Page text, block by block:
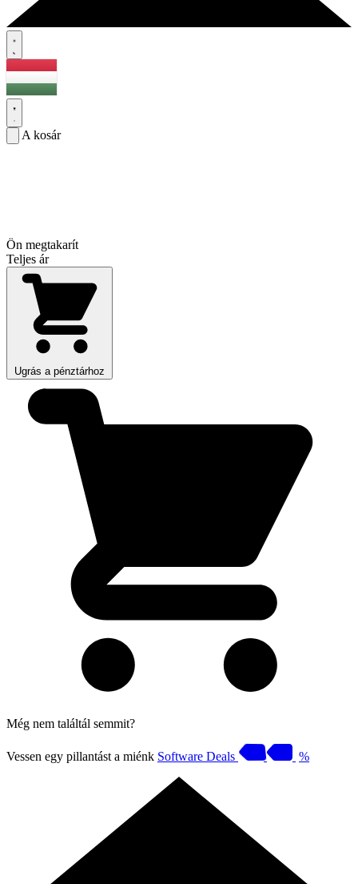
A kosár
Ön megtakarít
Teljes ár
Ugrás a pénztárhoz
Még nem találtál semmit?
Vessen egy pillantást a miénk Software Deals %